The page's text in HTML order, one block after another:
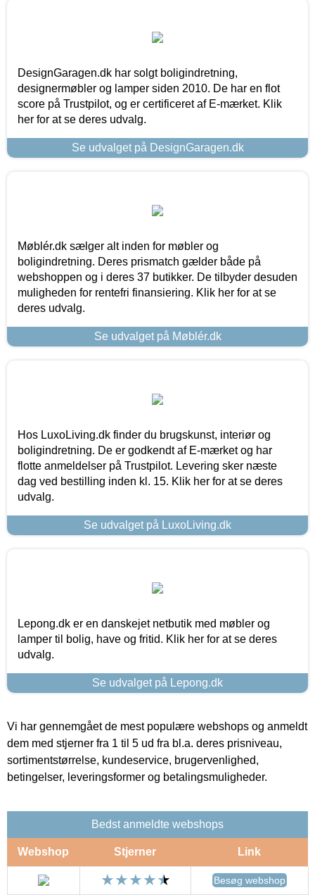
DesignGaragen.dk har solgt boligindretning,
designermøbler og lamper siden 2010. De har en flot
score på Trustpilot, og er certificeret af E-mærket. Klik
her for at se deres udvalg.
Se udvalget på DesignGaragen.dk
Møblér.dk sælger alt inden for møbler og
boligindretning. Deres prismatch gælder både på
webshoppen og i deres 37 butikker. De tilbyder desuden
muligheden for rentefri finansiering. Klik her for at se
deres udvalg.
Se udvalget på Møblér.dk
Hos LuxoLiving.dk finder du brugskunst, interiør og
boligindretning. De er godkendt af E-mærket og har
flotte anmeldelser på Trustpilot. Levering sker næste
dag ved bestilling inden kl. 15. Klik her for at se deres
udvalg.
Se udvalget på LuxoLiving.dk
Lepong.dk er en danskejet netbutik med møbler og
lamper til bolig, have og fritid. Klik her for at se deres
udvalg.
Se udvalget på Lepong.dk
Vi har gennemgået de mest populære webshops og anmeldt
dem med stjerner fra 1 til 5 ud fra bl.a. deres prisniveau,
sortimentstørrelse, kundeservice, brugervenlighed,
betingelser, leveringsformer og betalingsmuligheder.
Bedst anmeldte webshops
Webshop Stjerner Link
Besøg webshop